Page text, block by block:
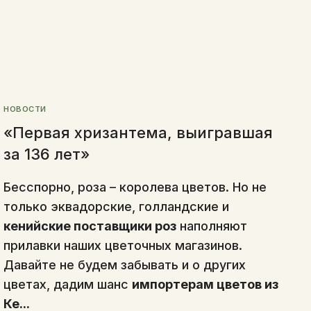
НОВОСТИ
«Первая хризантема, выигравшая
за 136 лет»
Бесспорно, роза – королева цветов. Но не
только эквадорские, голландские и
кенийские поставщики роз наполняют
прилавки наших цветочных магазинов.
Давайте не будем забывать и о других
цветах, дадим шанс импортерам цветов из
Ке...